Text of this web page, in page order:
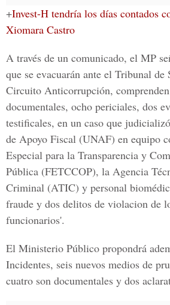
+Invest-H tendría los días contados
Xiomara Castro
A través de un comunicado, el MP
que se evacuarán ante el Tribunal de
Circuito Anticorrupción,
documentales, ocho periciales, dos
testificales, en un caso que
de Apoyo Fiscal (UNAF) en equipo
Especial para la Transparencia y
Pública (FETCCOP), la Agencia
Criminal (ATIC) y personal
fraude y dos delitos de violacion de
funcionarios'.
El Ministerio Público propondrá
Incidentes, seis nuevos medios de
cuatro son documentales y dos